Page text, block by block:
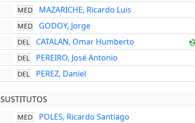
MED MAZARICHE, Ricardo Luis
MED GODOY, Jorge
DEL CATALAN, Omar Humberto
DEL PEREIRO, José Antonio
DEL PEREZ, Daniel
SUSTITUTOS
MED POLES, Ricardo Santiago